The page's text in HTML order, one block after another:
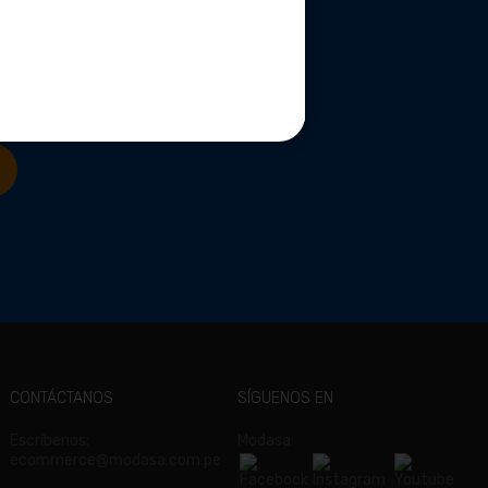
CONTÁCTANOS SÍGUENOS EN